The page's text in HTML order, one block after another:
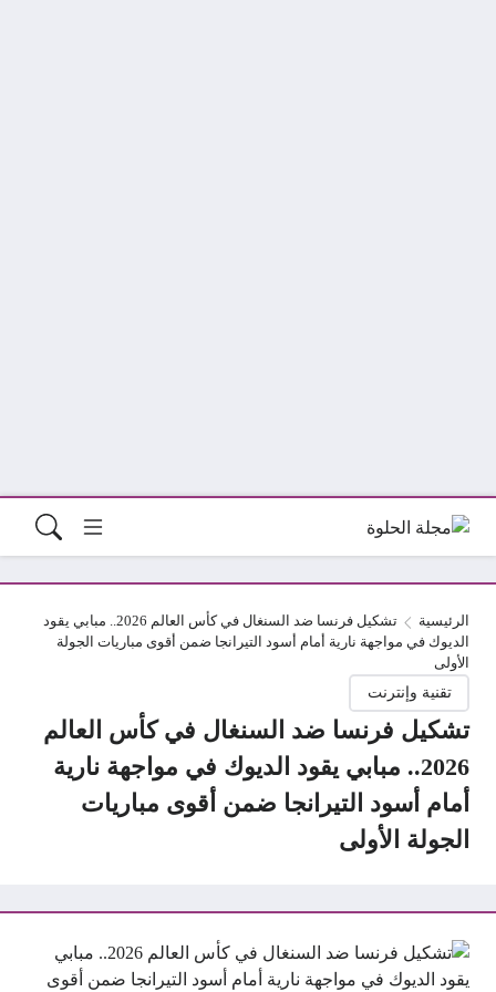
الرئيسية
تشكيل فرنسا ضد السنغال في كأس العالم 2026.. مبابي يقود
الديوك في مواجهة نارية أمام أسود التيرانجا ضمن أقوى مباريات الجولة
الأولى
تقنية وإنترنت
تشكيل فرنسا ضد السنغال في كأس العالم
2026.. مبابي يقود الديوك في مواجهة نارية
أمام أسود التيرانجا ضمن أقوى مباريات
الجولة الأولى